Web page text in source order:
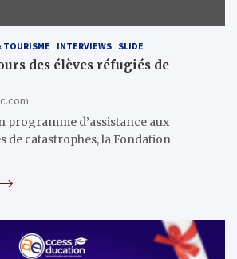
TOURISME INTERVIEWS SLIDE
des élèves réfugiés de
programme d’assistance aux
de catastrophes, la Fondation